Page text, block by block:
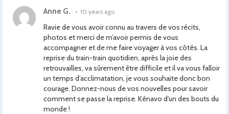
Anne G. • 10 years ago
Ravie de vous avoir connu au travers de vos récits,
photos et merci de m’avoir permis de vous
accompagner et de me faire voyager à vos côtés. La
reprise du train-train quotidien, après la joie des
retrouvailles, va sûrement être difficile et il va vous falloir
un temps d’acclimatation, je vous souhaite donc bon
courage. Donnez-nous de vos nouvelles pour savoir
comment se passe la reprise. Kénavo d’un des bouts du
monde !